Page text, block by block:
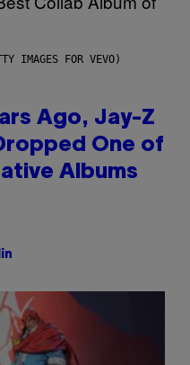
IMAGES FOR VEVO)
Ago, Jay-Z
One of
Albums